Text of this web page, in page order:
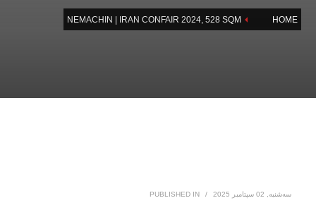
HOME
NEMACHIN | IRAN CONFAIR 2024, 528 SQM
سه‌شنبه, 02 سپتامبر 2025 /
PUBLISHED IN